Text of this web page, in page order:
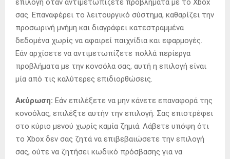
επιλογή όταν αντιμετωπίζετε προβλήματα με το Xbox
σας. Επαναφέρει το λειτουργικό σύστημα, καθαρίζει την
προσωρινή μνήμη και διαγράφει κατεστραμμένα
δεδομένα χωρίς να αφαιρεί παιχνίδια και εφαρμογές.
Εάν αρχίσετε να αντιμετωπίζετε πολλά περίεργα
προβλήματα με την κονσόλα σας, αυτή η επιλογή είναι
μία από τις καλύτερες επιδιορθώσεις.
Ακύρωση: Εάν επιλέξετε να μην κάνετε επαναφορά της
κονσόλας, επιλέξτε αυτήν την επιλογή. Σας επιστρέφει
στο κύριο μενού χωρίς καμία ζημιά. Λάβετε υπόψη ότι
το Xbox δεν σας ζητά να επιβεβαιώσετε την επιλογή
σας, ούτε να ζητήσει κωδικό πρόσβασης για να